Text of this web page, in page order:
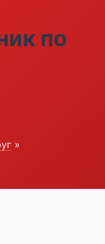
по
»